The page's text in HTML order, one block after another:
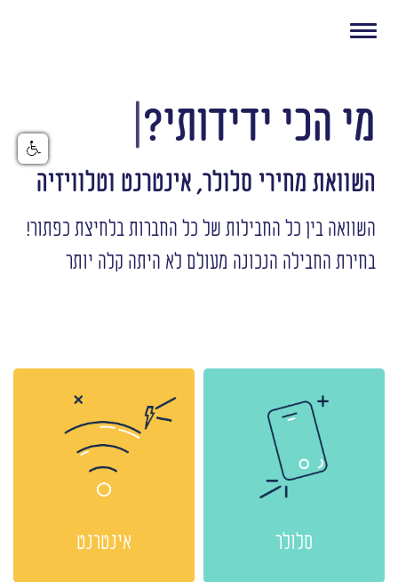
Toggle navigation
מי הכי ידידותי?
השוואת מחירי סלולר, אינטרנט וטלוויזיה
השוואה בין כל החבילות של כל החברות בלחיצת כפתור!
בחירת החבילה הנכונה מעולם לא היתה קלה יותר
סלולר אינטרנט